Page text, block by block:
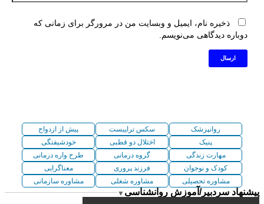
ذخیره نام، ایمیل و وبسایت من در مرورگر برای زمانی که
دوباره دیدگاهی می‌نویسم.
روانپزشک سکس تراپیست
پیش از ازدواج
پنیک
اختلال دو قطبی
خودشیفتگی
مهارت زندگی
گروه درمانی
طرح واره درمانی
کودک و نوجوان
فرزند پروری
معناگرایی
مشاوره تحصیلی
مشاوره شغلی مشاوره سازمانی
پیشنهاد سردبیر/آموزش روانشناسی ▼